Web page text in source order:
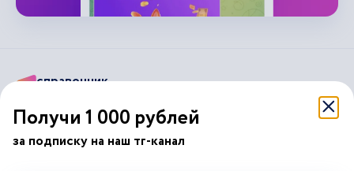
справочник
Подписывайся на наши соц. сети
Получи 1 000 рублей
за подписку на наш тг-канал